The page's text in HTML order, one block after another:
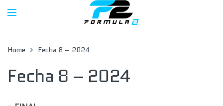
Home Fecha 8 – 2024
Fecha 8 – 2024